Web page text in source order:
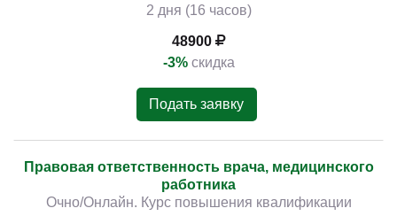
2 дня (16 часов)
48900
-3% скидка
Подать заявку
Правовая ответственность врача, медицинского
работника
Очно/Онлайн. Курс повышения квалификации